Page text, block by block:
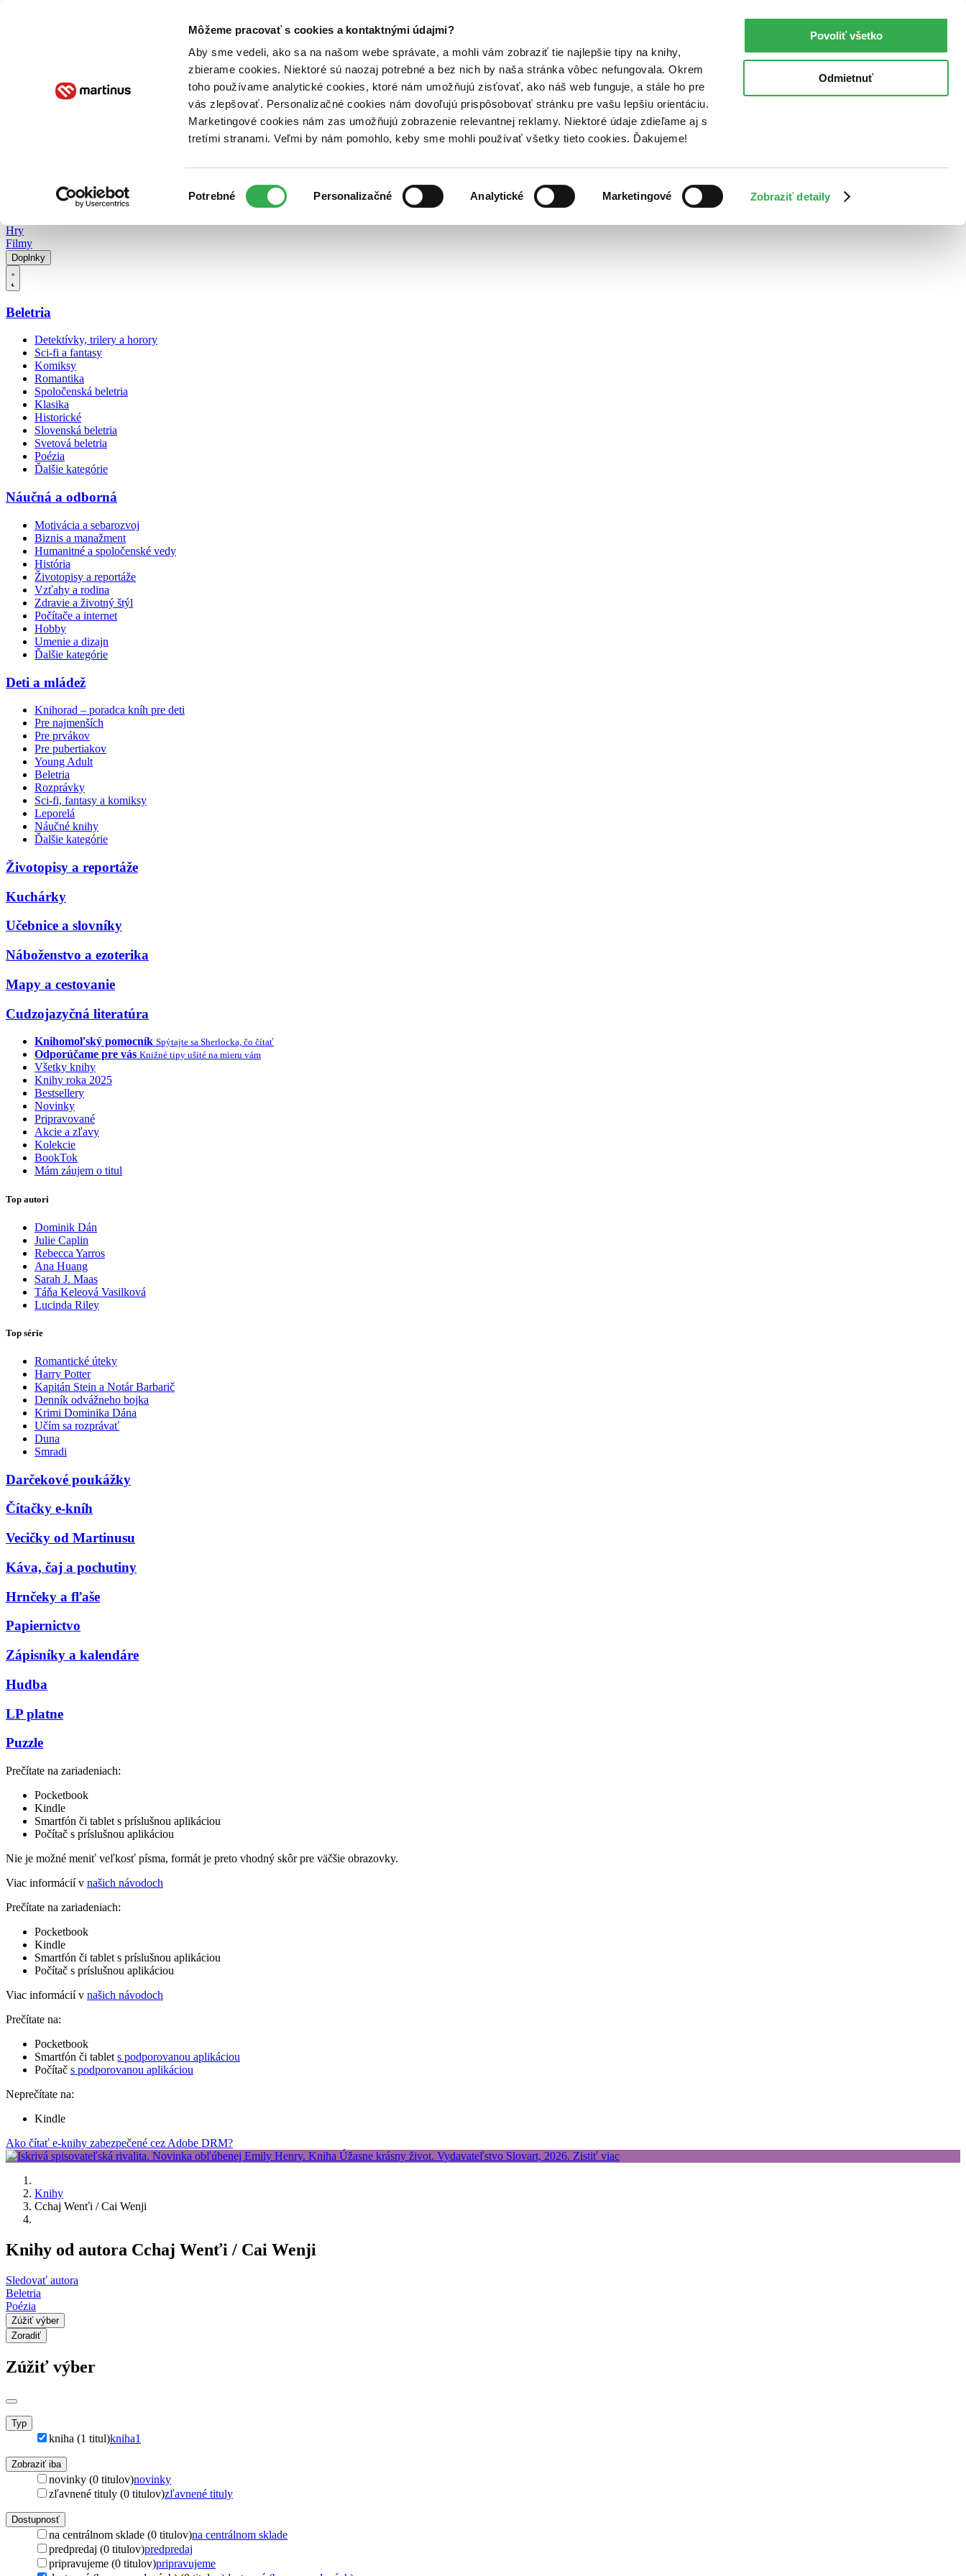
Môžeme pracovať s cookies a kontaktnými údajmi?
Aby sme vedeli, ako sa na našom webe správate, a mohli vám zobraziť tie najlepšie tipy na knihy,
zbierame cookies. Niektoré sú naozaj potrebné a bez nich by naša stránka vôbec nefungovala. Okrem
toho používame analytické cookies, ktoré nám umožňujú zisťovať, ako náš web funguje, a stále ho pre
vás zlepšovať. Personalizačné cookies nám dovoľujú prispôsobovať stránku pre vašu lepšiu orientáciu.
Marketingové cookies nám zas umožňujú zobrazenie relevantnej reklamy. Niektoré údaje zdieľame aj s
tretími stranami. Veľmi by nám pomohlo, keby sme mohli používať všetky tieto cookies. Ďakujeme!
súhlasu
Potrebné Personalizačné Analytické Marketingové Zobraziť detaily
Povoliť všetko
Odmietnuť
Poukážky Kontakt
Hry
Filmy
Doplnky
Beletria
Detektívky, trilery a horory
Sci-fi a fantasy
Komiksy
Romantika
Spoločenská beletria
Klasika
Historické
Slovenská beletria
Svetová beletria
Poézia
Ďalšie kategórie
Náučná a odborná
Motivácia a sebarozvoj
Biznis a manažment
Humanitné a spoločenské vedy
História
Životopisy a reportáže
Vzťahy a rodina
Zdravie a životný štýl
Počítače a internet
Hobby
Umenie a dizajn
Ďalšie kategórie
Deti a mládež
Knihorad – poradca kníh pre deti
Pre najmenších
Pre prvákov
Pre pubertiakov
Young Adult
Beletria
Rozprávky
Sci-fi, fantasy a komiksy
Leporelá
Náučné knihy
Ďalšie kategórie
Životopisy a reportáže
Kuchárky
Učebnice a slovníky
Náboženstvo a ezoterika
Mapy a cestovanie
Cudzojazyčná literatúra
Knihomoľský pomocník Spýtajte sa Sherlocka, čo čítať
Odporúčame pre vás Knižné tipy ušité na mieru vám
Všetky knihy
Knihy roka 2025
Bestsellery
Novinky
Pripravované
Akcie a zľavy
Kolekcie
BookTok
Mám záujem o titul
Top autori
Dominik Dán
Julie Caplin
Rebecca Yarros
Ana Huang
Sarah J. Maas
Táňa Keleová Vasilková
Lucinda Riley
Top série
Romantické úteky
Harry Potter
Kapitán Stein a Notár Barbarič
Denník odvážneho bojka
Krimi Dominika Dána
Učím sa rozprávať
Duna
Smradi
Darčekové poukážky
Čítačky e-kníh
Vecičky od Martinusu
Káva, čaj a pochutiny
Hrnčeky a fľaše
Papiernictvo
Zápisníky a kalendáre
Hudba
LP platne
Puzzle
Prečítate na zariadeniach:
Pocketbook
Kindle
Smartfón či tablet s príslušnou aplikáciou
Počítač s príslušnou aplikáciou
Nie je možné meniť veľkosť písma, formát je preto vhodný skôr pre väčšie obrazovky.
Viac informácií v našich návodoch
Prečítate na zariadeniach:
Pocketbook
Kindle
Smartfón či tablet s príslušnou aplikáciou
Počítač s príslušnou aplikáciou
Viac informácií v našich návodoch
Prečítate na:
Pocketbook
Smartfón či tablet s podporovanou aplikáciou
Počítač s podporovanou aplikáciou
Neprečítate na:
Kindle
Ako čítať e-knihy zabezpečené cez Adobe DRM?
Knihy
Cchaj Wenťi / Cai Wenji
Knihy od autora Cchaj Wenťi / Cai Wenji
Sledovať autora
Beletria
Poézia
Zúžiť výber
Zoradiť
Zúžiť výber
Typ
kniha (1 titul)kniha1
Zobraziť iba
novinky (0 titulov)novinky
zľavnené tituly (0 titulov)zľavnené tituly
Dostupnosť
na centrálnom sklade (0 titulov)na centrálnom sklade
predpredaj (0 titulov)predpredaj
pripravujeme (0 titulov)pripravujeme